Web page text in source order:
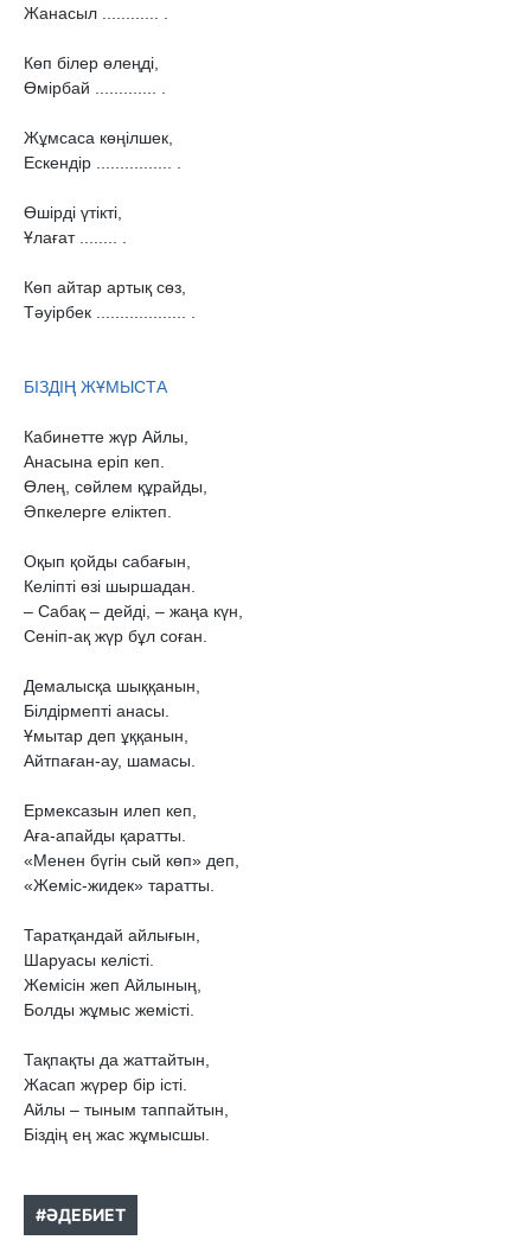
Жанасыл ............ .
Көп білер өлеңді,
Өмірбай ............. .
Жұмсаса көңілшек,
Ескендір ................ .
Өшірді үтікті,
Ұлағат ........ .
Көп айтар артық сөз,
Тəуірбек ................... .
Кабинетте жүр Айлы,
Анасына еріп кеп.
Өлең, сөйлем құрайды,
Әпкелерге еліктеп.
Оқып қойды сабағын,
Келіпті өзі шыршадан.
– Сабақ – дейді, – жаңа күн,
Сеніп-ақ жүр бұл соған.
Демалысқа шыққанын,
Білдірмепті анасы.
Ұмытар деп ұққанын,
Айтпаған-ау, шамасы.
Ермексазын илеп кеп,
Аға-апайды қаратты.
«Менен бүгін сый көп» деп,
«Жеміс-жидек» таратты.
Таратқандай айлығын,
Шаруасы келісті.
Жемісін жеп Айлының,
Болды жұмыс жемісті.
Тақпақты да жаттайтын,
Жасап жүрер бір істі.
Айлы – тыным таппайтын,
Біздің ең жас жұмысшы.
#ӘДЕБИЕТ